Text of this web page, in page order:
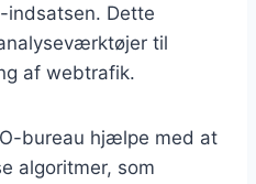
indsatsen. Dette
til
af webtrafik.
bureau hjælpe med at
algoritmer, som